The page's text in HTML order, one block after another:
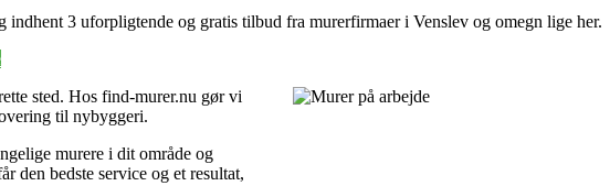
3 uforpligtende og gratis tilbud fra murerfirmaer i Venslev og omegn lige her.
sted. Hos find-murer.nu gør vi
til nybyggeri.
murere i dit område og
den bedste service og et resultat,